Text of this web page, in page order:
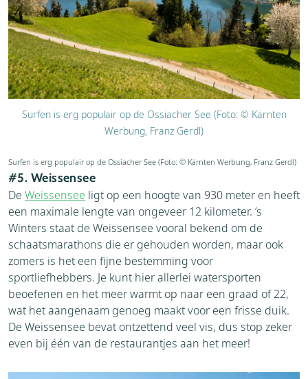
Surfen is erg populair op de Ossiacher See (Foto: © Kärnten
Werbung, Franz Gerdl)
Surfen is erg populair op de Ossiacher See (Foto: © Kärnten Werbung, Franz Gerdl)
#5. Weissensee
De Weissensee ligt op een hoogte van 930 meter en heeft
een maximale lengte van ongeveer 12 kilometer. ’s
Winters staat de Weissensee vooral bekend om de
schaatsmarathons die er gehouden worden, maar ook
zomers is het een fijne bestemming voor
sportliefhebbers. Je kunt hier allerlei watersporten
beoefenen en het meer warmt op naar een graad of 22,
wat het aangenaam genoeg maakt voor een frisse duik.
De Weissensee bevat ontzettend veel vis, dus stop zeker
even bij één van de restaurantjes aan het meer!